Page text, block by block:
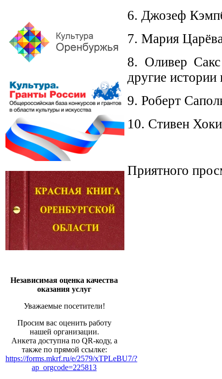
Независимая оценка качества
оказания услуг
Уважаемые посетители!
Просим вас оценить работу
нашей организации.
Анкета доступна по QR-коду, а
также по прямой ссылке:
https://forms.mkrf.ru/e/2579/xTPLeBU7/?
ap_orgcode=225813
6. Джозеф
7. Мария
8. Оливер
другие
9. Роберт
10. Стивен
Приятного